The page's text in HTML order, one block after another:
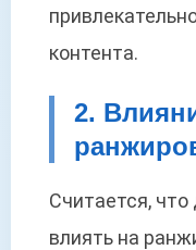
контента.
2.
Считается, что
влиять на